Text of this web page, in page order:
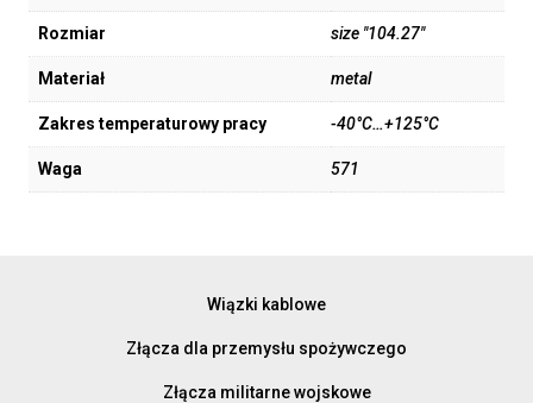
Rozmiar size "104.27"
Materiał metal
Zakres temperaturowy pracy -40°C…+125°C
Waga 571
Wiązki kablowe
Złącza dla przemysłu spożywczego
Złącza militarne wojskowe